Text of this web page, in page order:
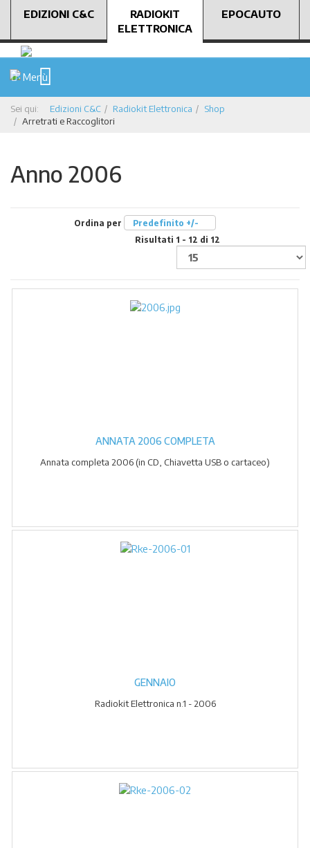
EDIZIONI C&C
RADIOKIT
ELETTRONICA
EPOCAUTO
Menù
Sei qui: Edizioni C&C Radiokit Elettronica
Shop
Arretrati e Raccoglitori
Anno 2006
Ordina per
Predefinito +/-
Risultati 1 - 12 di 12
ANNATA 2006 COMPLETA
Annata completa 2006 (in CD, Chiavetta USB o cartaceo)
GENNAIO
Radiokit Elettronica n.1 - 2006